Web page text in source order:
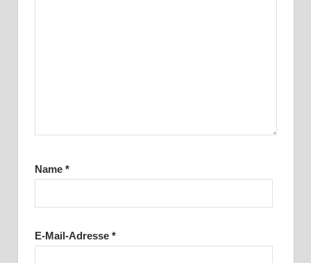
Name *
E-Mail-Adresse *